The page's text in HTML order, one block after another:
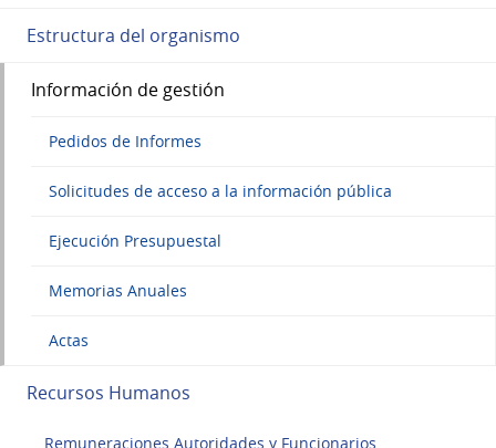
Estructura del organismo
Información de gestión
Pedidos de Informes
Solicitudes de acceso a la información pública
Ejecución Presupuestal
Memorias Anuales
Actas
Recursos Humanos
Remuneraciones Autoridades y Funcionarios